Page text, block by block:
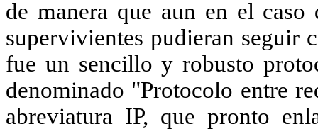
de manera que aun en el caso
supervivientes pudieran seguir
fue un sencillo y robusto
denominado "Protocolo entre
abreviatura IP, que pronto